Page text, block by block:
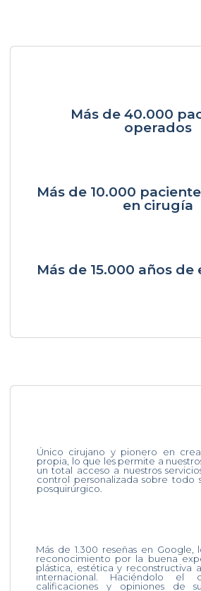
Más de 40.000
operados
Más de 10.000
en cirugía
Más de 15.000 años
Único cirujano y pionero en
propia, lo que les permite a
un total acceso a nuestros
control personalizada sobre todo
posquirúrgico.
Más de 1.300 reseñas en
reconocimiento por la buena
plástica, estética y reconstructiva
internacional. Haciéndolo el
calificaciones y opiniones de